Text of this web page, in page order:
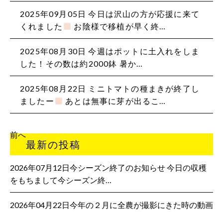
2025年09月05日 今日は沢山の方が応援に来て
くれました
お陰様で移植が早く終…
2025年08月30日 今週はポットに土入れをしま
した！その数は約2000鉢️ 暑か…
2025年08月22日 ミニトマトの種まきが終了し
ましたー
あとは無事に芽が出るこ…
前へ
最新の投稿
2026年07月12日今シーズン終了のお知らせ 今日の収穫
をもちまして今シーズン終…
2026年04月22日今年の２月に全農が撮影にきた時の動画